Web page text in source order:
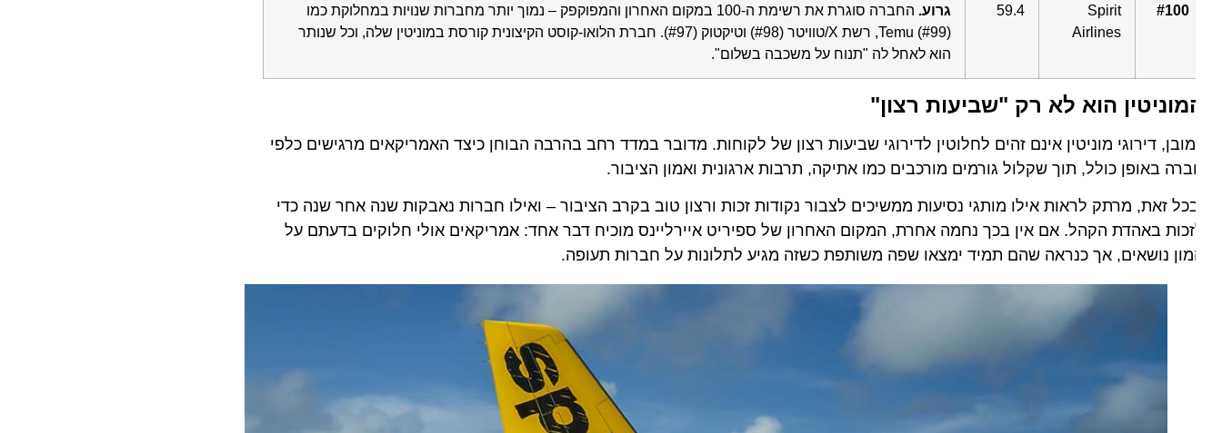
#100
Spirit
Airlines
59.4 גרוע.
החברה סוגרת את רשימת ה-100 במקום האחרון והמפוקפק – נמוך יותר מחברות שנויות במחלוקת כמו
Temu (#99), רשת X/טוויטר (#98) וטיקטוק (#97). חברת הלואו-קוסט הקיצונית קורסת במוניטין שלה, וכל שנותר
הוא לאחל לה "תנוח על משכבה בשלום".
הוא לא רק "שביעות רצון"
דירוגי מוניטין אינם זהים לחלוטין לדירוגי שביעות רצון של לקוחות. מדובר במדד רחב בהרבה הבוחן כיצד האמריקאים מרגישים כלפי
באופן כולל, תוך שקלול גורמים מורכבים כמו אתיקה, תרבות ארגונית ואמון הציבור.
זאת, מרתק לראות אילו מותגי נסיעות ממשיכים לצבור נקודות זכות ורצון טוב בקרב הציבור – ואילו חברות נאבקות שנה אחר שנה כדי
באהדת הקהל. אם אין בכך נחמה אחרת, המקום האחרון של ספיריט איירליינס מוכיח דבר אחד: אמריקאים אולי חלוקים בדעתם על
נושאים, אך כנראה שהם תמיד ימצאו שפה משותפת כשזה מגיע לתלונות על חברות תעופה.